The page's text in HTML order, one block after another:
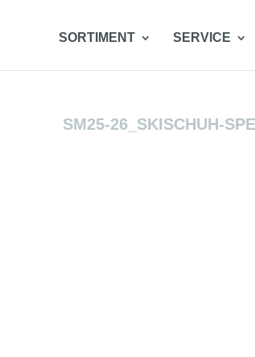
SORTIMENT SERVICE
SM25-26_SKISCHUH-